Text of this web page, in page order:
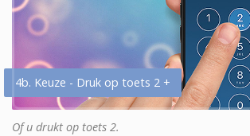
4b. Keuze - Druk op toets 2 +
Of u drukt op toets 2.